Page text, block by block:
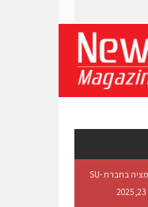
ערן שריון, מנהל חטיבת רובוטיקה ואוטומציה בחברת SU-